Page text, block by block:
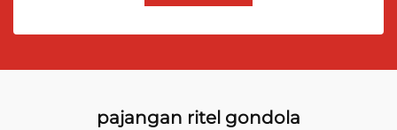
pajangan ritel gondola